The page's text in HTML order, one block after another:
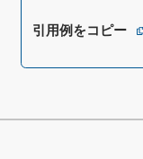
引用例をコピー